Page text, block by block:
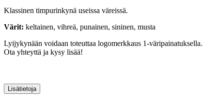
Klassinen timpurinkynä useissa väreissä.
Värit: keltainen, vihreä, punainen, sininen, musta
Lyijykynään voidaan toteuttaa logomerkkaus 1-väripainatuksella.
Ota yhteyttä ja kysy lisää!
Lisätietoja